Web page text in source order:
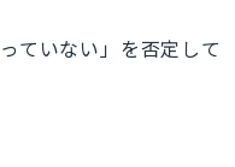
ていない」を否定して